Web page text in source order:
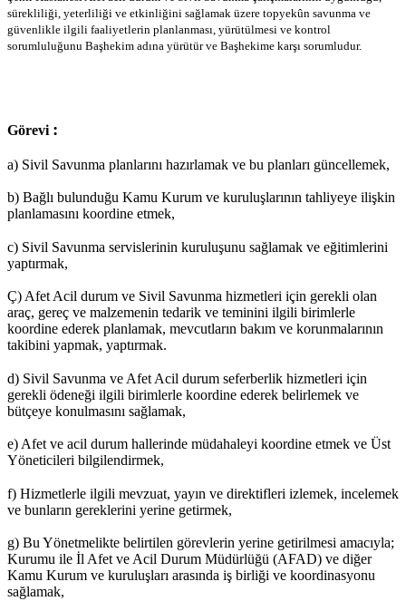
sürekliliği, yeterliliği ve etkinliğini sağlamak üzere topyekûn savunma ve
güvenlikle ilgili faaliyetlerin planlanması, yürütülmesi ve kontrol
sorumluluğunu Başhekim adına yürütür ve Başhekime karşı sorumludur.
Görevi :
a) Sivil Savunma planlarını hazırlamak ve bu planları güncellemek,
b) Bağlı bulunduğu Kamu Kurum ve kuruluşlarının tahliyeye ilişkin
planlamasını koordine etmek,
c) Sivil Savunma servislerinin kuruluşunu sağlamak ve eğitimlerini
yaptırmak,
Ç) Afet Acil durum ve Sivil Savunma hizmetleri için gerekli olan
araç, gereç ve malzemenin tedarik ve teminini ilgili birimlerle
koordine ederek planlamak, mevcutların bakım ve korunmalarının
takibini yapmak, yaptırmak.
d) Sivil Savunma ve Afet Acil durum seferberlik hizmetleri için
gerekli ödeneği ilgili birimlerle koordine ederek belirlemek ve
bütçeye konulmasını sağlamak,
e) Afet ve acil durum hallerinde müdahaleyi koordine etmek ve Üst
Yöneticileri bilgilendirmek,
f) Hizmetlerle ilgili mevzuat, yayın ve direktifleri izlemek, incelemek
ve bunların gereklerini yerine getirmek,
g) Bu Yönetmelikte belirtilen görevlerin yerine getirilmesi amacıyla;
Kurumu ile İl Afet ve Acil Durum Müdürlüğü (AFAD) ve diğer
Kamu Kurum ve kuruluşları arasında iş birliği ve koordinasyonu
sağlamak,